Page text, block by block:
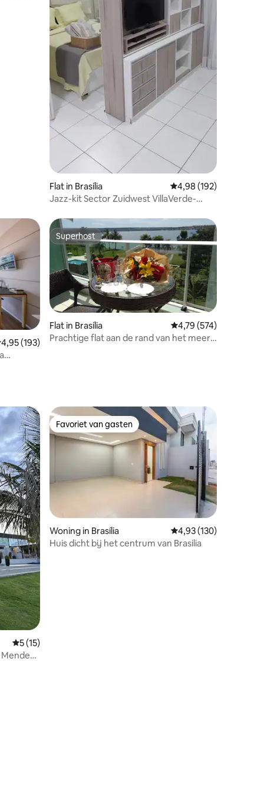
Flat in Brasília Gemiddelde
4,98 (192)
Jazz-kit Sector Zuidwest VillaVerde-
beoordeling van 4,95 op 5, 193 recensies
4,95 (193)
Superhost
Superhost
Flat in Brasília Gemiddelde
4,79 (574)
Prachtige flat aan de rand van het meer,
Gemiddelde beoordeling van 5 op 5, 15 recensies
5 (15)
Favoriet van gasten
Favoriet van gasten
Woning in Brasília Gemiddelde
4,93 (130)
Huis dicht bij het centrum van Brasilia